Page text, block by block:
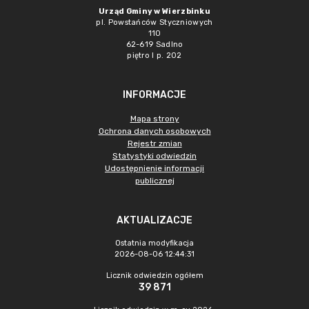
Urząd Gminy w Wierzbinku
pl. Powstańców Styczniowych
110
62-619 Sadlno
piętro I p. 202
INFORMACJE
Mapa strony
Ochrona danych osobowych
Rejestr zmian
Statystyki odwiedzin
Udostępnienie informacji
publicznej
AKTUALIZACJE
Ostatnia modyfikacja
2026-08-06 12:44:31
Licznik odwiedzin ogółem
39 871